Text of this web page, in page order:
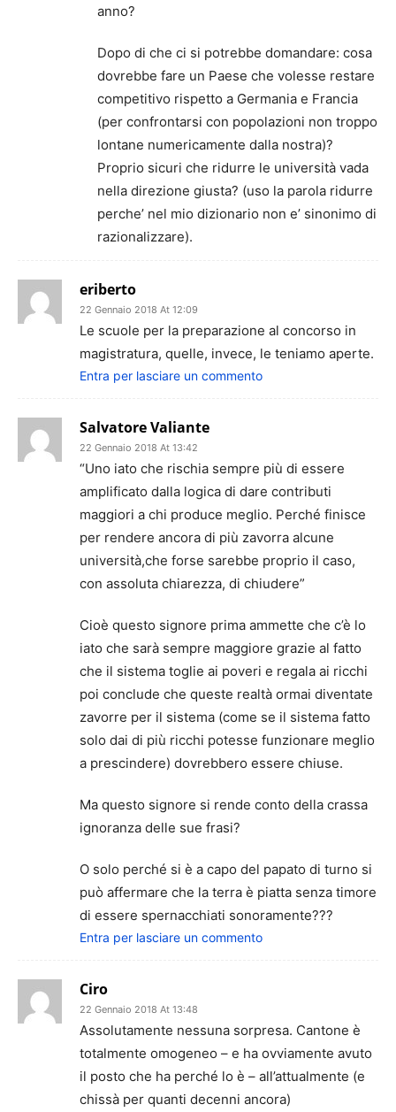
anno?
Dopo di che ci si potrebbe domandare: cosa
dovrebbe fare un Paese che volesse restare
competitivo rispetto a Germania e Francia
(per confrontarsi con popolazioni non troppo
lontane numericamente dalla nostra)?
Proprio sicuri che ridurre le università vada
nella direzione giusta? (uso la parola ridurre
perche’ nel mio dizionario non e’ sinonimo di
razionalizzare).
eriberto
22 Gennaio 2018 At 12:09
Le scuole per la preparazione al concorso in
magistratura, quelle, invece, le teniamo aperte.
Entra per lasciare un commento
Salvatore Valiante
22 Gennaio 2018 At 13:42
“Uno iato che rischia sempre più di essere
amplificato dalla logica di dare contributi
maggiori a chi produce meglio. Perché finisce
per rendere ancora di più zavorra alcune
università,che forse sarebbe proprio il caso,
con assoluta chiarezza, di chiudere”
Cioè questo signore prima ammette che c’è lo
iato che sarà sempre maggiore grazie al fatto
che il sistema toglie ai poveri e regala ai ricchi
poi conclude che queste realtà ormai diventate
zavorre per il sistema (come se il sistema fatto
solo dai di più ricchi potesse funzionare meglio
a prescindere) dovrebbero essere chiuse.
Ma questo signore si rende conto della crassa
ignoranza delle sue frasi?
O solo perché si è a capo del papato di turno si
può affermare che la terra è piatta senza timore
di essere spernacchiati sonoramente???
Entra per lasciare un commento
Ciro
22 Gennaio 2018 At 13:48
Assolutamente nessuna sorpresa. Cantone è
totalmente omogeneo – e ha ovviamente avuto
il posto che ha perché lo è – all’attualmente (e
chissà per quanti decenni ancora)